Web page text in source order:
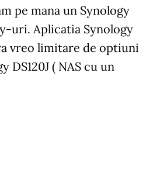
pe mana un Synology
uri. Aplicatia Synology
vreo limitare de optiuni
DS120J ( NAS cu un